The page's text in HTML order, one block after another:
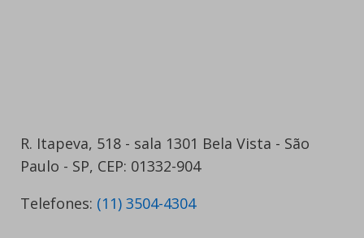
R. Itapeva, 518 - sala 1301 Bela Vista - São
Paulo - SP, CEP: 01332-904
Telefones: (11) 3504-4304